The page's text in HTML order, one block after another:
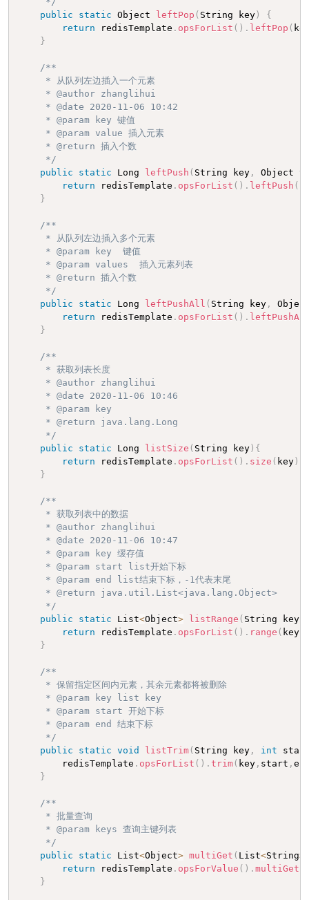
public
static Object leftPop ( String key)
{
return redisTemplate . opsForList ( ) . leftPop (
}
/**
     * 从队列左边插入一个元素
     * @author zhanglihui
     * @date 2020-11-06 10:42
     * @param key 键值
     * @param value 插入元素
     * @return 插入个数
     */
public
static Long leftPush ( String key,
Object
return redisTemplate . opsForList ( ) . leftPush (
}
/**
     * 从队列左边插入多个元素
     * @param key  键值
     * @param values  插入元素列表
     * @return 插入个数
     */
public
static Long leftPushAll ( String key,
return redisTemplate . opsForList ( ) .
}
/**
     * 获取列表长度
     * @author zhanglihui
     * @date 2020-11-06 10:46
     * @param key
     * @return java.lang.Long
     */
public
static Long listSize ( String key) {
return redisTemplate . opsForList ( ) . size ( key)
}
/**
     * 获取列表中的数据
     * @author zhanglihui
     * @date 2020-11-06 10:47
     * @param key 缓存值
     * @param start list开始下标
     * @param end list结束下标，-1代表末尾
     * @return java.util.List<java.lang.Object>
     */
public
static List<Object> listRange ( String key,
return redisTemplate . opsForList ( ) . range ( key,
}
/**
     * 保留指定区间内元素，其余元素都将被删除
     * @param key list key
     * @param start 开始下标
     * @param end 结束下标
     */
public
static void listTrim( String key, int
        redisTemplate
. opsForList ( ) . trim( key, start ,
}
/**
     * 批量查询
     * @param keys 查询主键列表
     */
public
static List<Object> multiGet ( List<String>
return redisTemplate . opsForValue ( ) . multiGet
}